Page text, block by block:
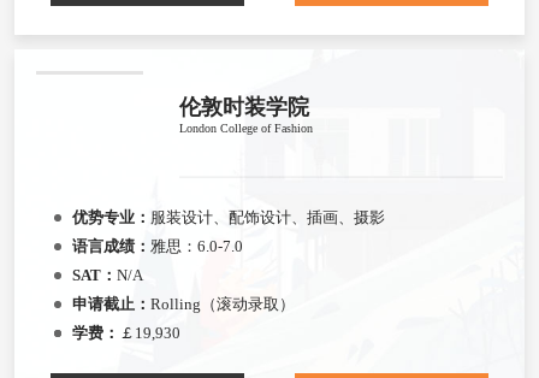
伦敦时装学院
London College of Fashion
优势专业： 服装设计、配饰设计、插画、摄影
语言成绩： 雅思：6.0-7.0
SAT： N/A
申请截止： Rolling（滚动录取）
学费： ￡19,930